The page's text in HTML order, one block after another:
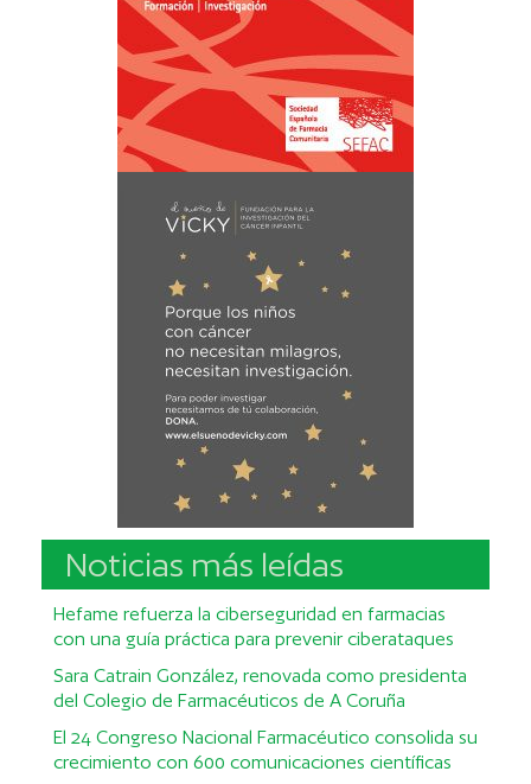
Noticias más leídas
Hefame refuerza la ciberseguridad en farmacias
con una guía práctica para prevenir ciberataques
Sara Catrain González, renovada como presidenta
del Colegio de Farmacéuticos de A Coruña
El 24 Congreso Nacional Farmacéutico consolida su
crecimiento con 600 comunicaciones científicas